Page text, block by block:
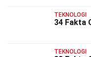
TEKNOLOGI
34 Fakta
TEKNOLOGI